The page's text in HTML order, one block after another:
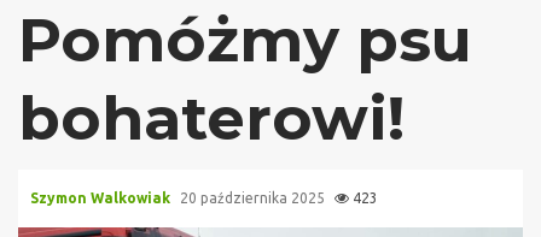
Pomóżmy psu
bohaterowi!
Szymon Walkowiak 20 października 2025 423